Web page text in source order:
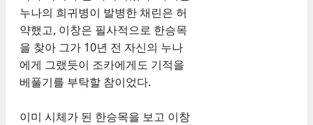
누나의 희귀병이 발병한 채린은 허
약했고, 이창은 필사적으로 한승목
을 찾아 그가 10년 전 자신의 누나
에게 그랬듯이 조카에게도 기적을
베풀기를 부탁할 참이었다.
이미 시체가 된 한승목을 보고 이창